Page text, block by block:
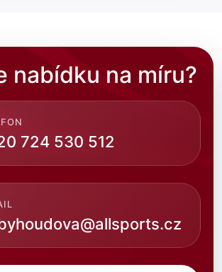
nabídku na míru?
724 530 512